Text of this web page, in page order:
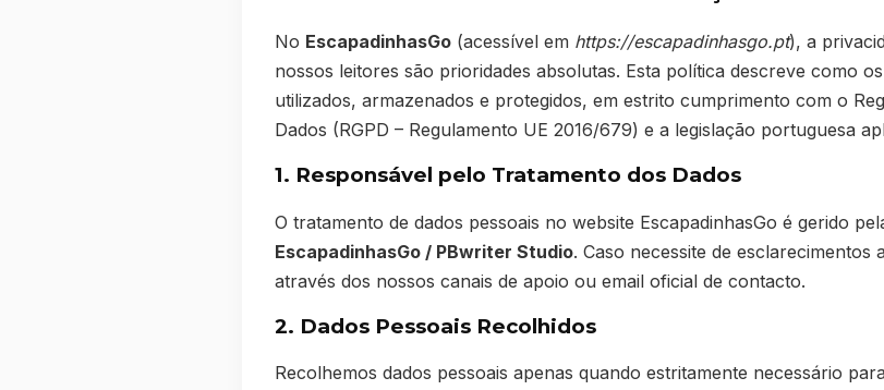
No EscapadinhasGo (acessível em https://escapadinhasgo.pt), a
nossos leitores são prioridades absolutas. Esta política descreve como
utilizados, armazenados e protegidos, em estrito cumprimento com o
Dados (RGPD – Regulamento UE 2016/679) e a legislação portuguesa
1. Responsável pelo Tratamento dos Dados
O tratamento de dados pessoais no website EscapadinhasGo é gerido
EscapadinhasGo / PBwriter Studio. Caso necessite de
através dos nossos canais de apoio ou email oficial de contacto.
2. Dados Pessoais Recolhidos
Recolhemos dados pessoais apenas quando estritamente necessário